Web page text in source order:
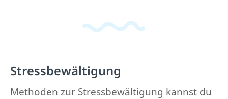
Stressbewältigung
Methoden zur Stressbewältigung kannst du